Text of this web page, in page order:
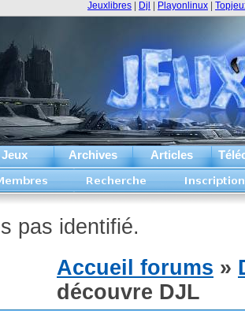
Jeux Archives Articles
Jeuxlibres Djl Playonlinux
pas identifié.
Accueil forums »
découvre DJL